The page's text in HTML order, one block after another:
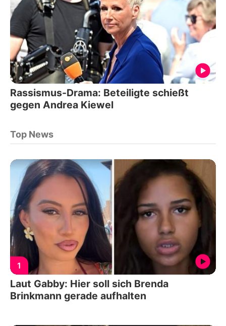
Rassismus-Drama: Beteiligte schießt
gegen Andrea Kiewel
Top News
1
Laut Gabby: Hier soll sich Brenda
Brinkmann gerade aufhalten